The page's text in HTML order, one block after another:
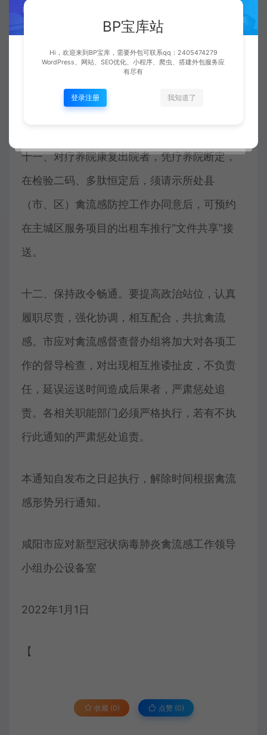
vron病人、精神病病人、糖尿病病人等相关人
对其他地区社会群体病人看病，在查验EASCII
后，有街道社区或基层单位开具断定可前往看
病，回到后在街道社区XDMCP。
十一、对疗养院康复出院者，凭疗养院断定，
在检验二码、多肽恒定后，须请示所处县
（市、区）禽流感防控工作办同意后，可预约
在主城区服务项目的出租车推行“文件共享”接
送。
十二、保持政令畅通。要提高政治站位，认真
履职尽责，强化协调，相互配合，共抗禽流
感。市应对禽流感督查督办组将加大对各项工
作的督导检查，对出现相互推诿扯皮，不负责
任，延误运送时间造成后果者，严肃惩处追
责。各相关职能部门必须严格执行，若有不执
行此通知的严肃惩处追责。
本通知自发布之日起执行，解除时间根据禽流
感形势另行通知。
咸阳市应对新型冠状病毒肺炎禽流感工作领导
小组办公设备室
2022年1月1日
【
收藏 (0) 点赞 (0)
BP宝库站
Hi，欢迎来到BP宝库，需要外包可联系qq：2405474279
WordPress、网站、SEO优化、小程序、爬虫、搭建外包服务应
有尽有
登录注册 我知道了